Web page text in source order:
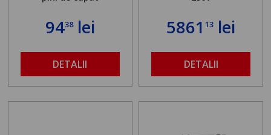
9438lei
DETALII
586113 lei
DETALII